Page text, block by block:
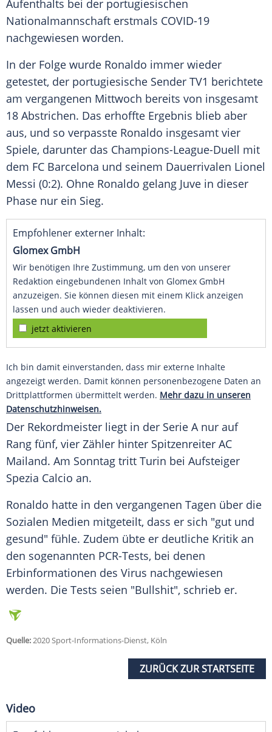
Aufenthalts bei der portugiesischen
Nationalmannschaft erstmals COVID-19
nachgewiesen worden.
In der Folge wurde Ronaldo immer wieder
getestet, der portugiesische Sender TV1 berichtete
am vergangenen Mittwoch bereits von insgesamt
18 Abstrichen. Das erhoffte Ergebnis blieb aber
aus, und so verpasste Ronaldo insgesamt vier
Spiele, darunter das Champions-League-Duell mit
dem FC Barcelona und seinem Dauerrivalen Lionel
Messi (0:2). Ohne Ronaldo gelang Juve in dieser
Phase nur ein Sieg.
Empfohlener externer Inhalt:
Glomex GmbH
Wir benötigen Ihre Zustimmung, um den von unserer
Redaktion eingebundenen Inhalt von Glomex GmbH
anzuzeigen. Sie können diesen mit einem Klick anzeigen
lassen und auch wieder deaktivieren.
jetzt aktivieren
Ich bin damit einverstanden, dass mir externe Inhalte
angezeigt werden. Damit können personenbezogene Daten an
Drittplattformen übermittelt werden. Mehr dazu in unseren
Datenschutzhinweisen.
Der Rekordmeister liegt in der Serie A nur auf
Rang fünf, vier Zähler hinter Spitzenreiter AC
Mailand. Am Sonntag tritt Turin bei Aufsteiger
Spezia Calcio an.
Ronaldo hatte in den vergangenen Tagen über die
Sozialen Medien mitgeteilt, dass er sich "gut und
gesund" fühle. Zudem übte er deutliche Kritik an
den sogenannten PCR-Tests, bei denen
Erbinformationen des Virus nachgewiesen
werden. Die Tests seien "Bullshit", schrieb er.
Quelle:2020 Sport-Informations-Dienst, Köln
ZURÜCK ZUR STARTSEITE
Video